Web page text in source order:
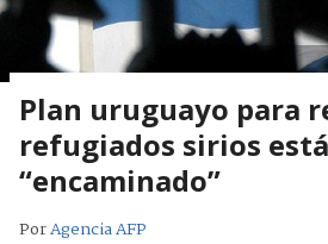
Plan uruguayo para
refugiados sirios está
“encaminado”
PorAgencia AFP